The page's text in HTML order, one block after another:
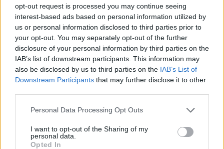
opt-out request is processed you may continue seeing
interest-based ads based on personal information utilized by
us or personal information disclosed to third parties prior to
your opt-out. You may separately opt-out of the further
disclosure of your personal information by third parties on the
IAB’s list of downstream participants. This information may
also be disclosed by us to third parties on the IAB’s List of
Downstream Participants that may further disclose it to other
Personal Data Processing Opt Outs
I want to opt-out of the Sharing of my
personal data.
Opted In